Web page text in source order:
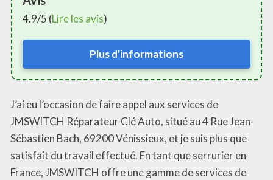
4.9/5 (Lire les avis)
Plus d'informations
J’ai eu l’occasion de faire appel aux services de
JMSWITCH Réparateur Clé Auto, situé au 4 Rue Jean-
Sébastien Bach, 69200 Vénissieux, et je suis plus que
satisfait du travail effectué. En tant que serrurier en
France, JMSWITCH offre une gamme de services de